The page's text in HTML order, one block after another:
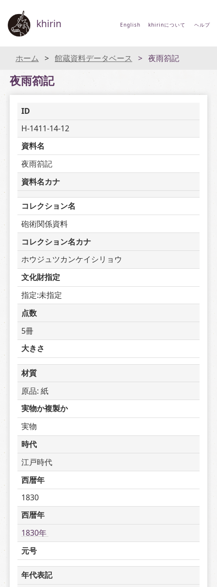
khirin English khirinについて ヘルプ
ホーム 館蔵資料データベース 夜雨箚記
夜雨箚記
ID
H-1411-14-12
資料名
夜雨箚記
資料名カナ
コレクション名
砲術関係資料
コレクション名カナ
ホウジュツカンケイシリョウ
文化財指定
指定:未指定
点数
5冊
大きさ
材質
原品: 紙
実物か複製か
実物
時代
江戸時代
西暦年
1830
西暦年
1830年
元号
年代表記